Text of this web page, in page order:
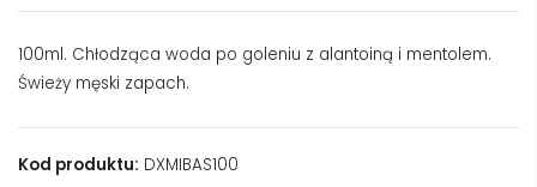
100ml. Chłodząca woda po goleniu z alantoiną i mentolem.
Świeży męski zapach.
Kod produktu: DXMIBAS100